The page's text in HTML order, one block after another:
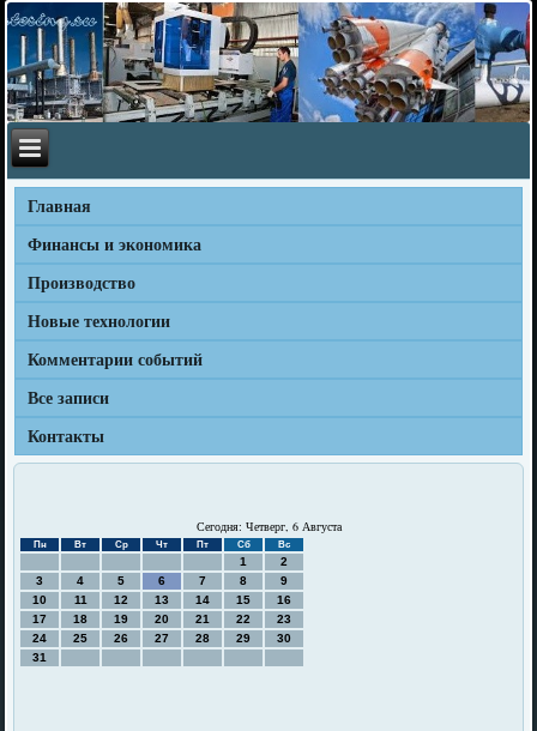
Главная
Финансы и экономика
Производство
Новые технологии
Комментарии событий
Все записи
Контакты
Сегодня: Четверг, 6 Августа
Пн Вт Ср Чт Пт Сб Вс
1
2
3
4 5 6 7 8
9
10
11 12 13 14 15
16
17
18 19 20 21 22
23
24
25 26 27 28 29
30
31